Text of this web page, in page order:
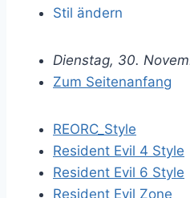
Stil ändern
Dienstag, 30.
Zum Seitenanfang
REORC_Style
Resident Evil 4 Style
Resident Evil 6 Style
Resident Evil Zone